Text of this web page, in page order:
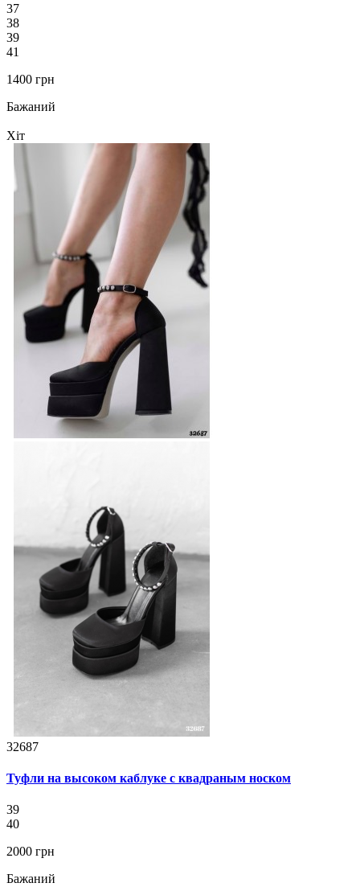
37
38
39
41
1400 грн
Бажаний
Хіт
32687
Туфли на высоком каблуке с квадраным носком
39
40
2000 грн
Бажаний